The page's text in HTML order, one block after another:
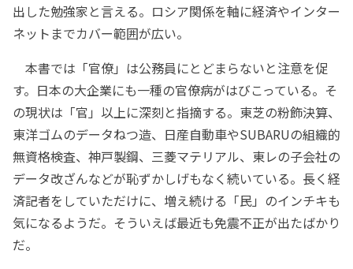
出した勉強家と言える。ロシア関係を軸に経済やインター
ネットまでカバー範囲が広い。
本書では「官僚」は公務員にとどまらないと注意を促
す。日本の大企業にも一種の官僚病がはびこっている。そ
の現状は「官」以上に深刻と指摘する。東芝の粉飾決算、
東洋ゴムのデータねつ造、日産自動車やSUBARUの組織的
無資格検査、神戸製鋼、三菱マテリアル、東レの子会社の
データ改ざんなどが恥ずかしげもなく続いている。長く経
済記者をしていただけに、増え続ける「民」のインチキも
気になるようだ。そういえば最近も免震不正が出たばかり
だ。